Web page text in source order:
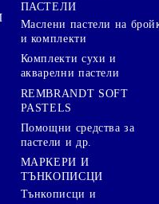
ПАСТЕЛИ
Маслени пастели на
и комплекти
Комплекти сухи и
акварелни пастели
REMBRANDT SOFT
PASTELS
Помощни средства за
пастели и др.
МАРКЕРИ И
ТЪНКОПИСЦИ
Тънкописци и